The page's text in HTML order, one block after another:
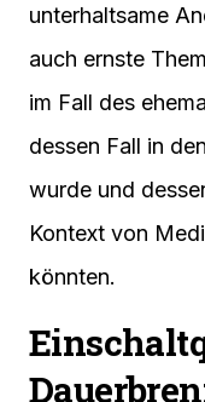
unterhaltsame
auch ernste
im Fall des
dessen Fall in
wurde und
Kontext von
könnten.